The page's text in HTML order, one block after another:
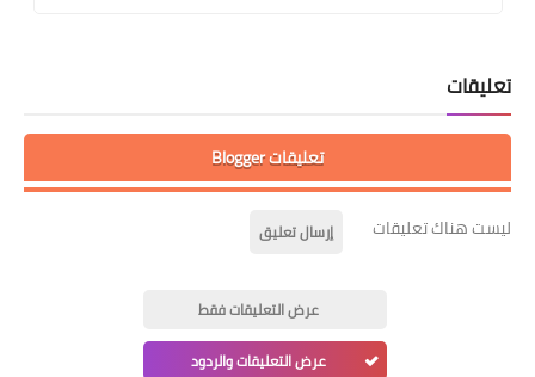
تعليقات
تعليقات Blogger
ليست هناك تعليقات إرسال تعليق
عرض التعليقات فقط
عرض التعليقات والردود